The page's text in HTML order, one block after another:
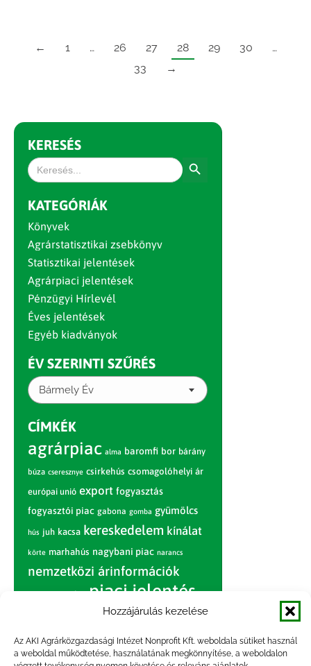
Hozzájárulás kezelése
Az AKI Agrárközgazdasági Intézet Nonprofit Kft. weboldala sütiket használ
a weboldal működtetése, használatának megkönnyítése, a weboldalon
← 1 … 26 27 28 29 30
…
33
→
KERESÉS
Search
for:
KATEGÓRIÁK
Könyvek
Agrárstatisztikai zsebkönyv
Statisztikai jelentések
Agrárpiaci jelentések
Pénzügyi Hírlevél
Éves jelentések
Egyéb kiadványok
ÉV SZERINTI SZŰRÉS
Bármely Év
CÍMKÉK
agrárpiac alma baromfi bor bárány
búza cseresznye csirkehús csomagolóhelyi ár
európai unió export fogyasztás
fogyasztói piac gabona gomba gyümölcs
hús juh kacsa kereskedelem kínálat
körte marhahús nagybani piac narancs
nemzetközi árinformációk
piac piaci jelentés
sertés sertéshús
szarvasmarha termelés termelői
ár tojás világpiac vágóbárány